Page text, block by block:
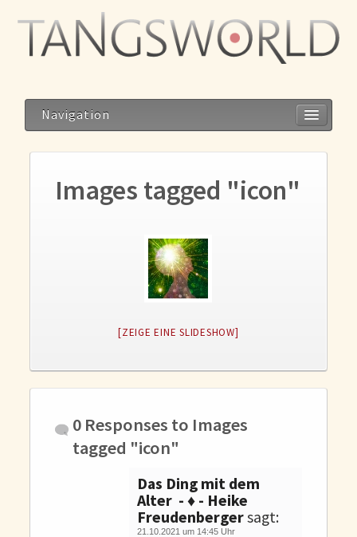
Navigation
Meditation im Alltag – Alltag als Meditation
WunschLos Glücklichsein – und das ausgerechnet zu Weihnachten?
Bücher
Die zwei Leben des Herrn Richie
Images tagged "icon"
[ZEIGE EINE SLIDESHOW]
0 Responses to Images
tagged "icon"
Das Ding mit dem
Alter - ♦ - Heike
Freudenbergersagt:
21.10.2021 um 14:45 Uhr